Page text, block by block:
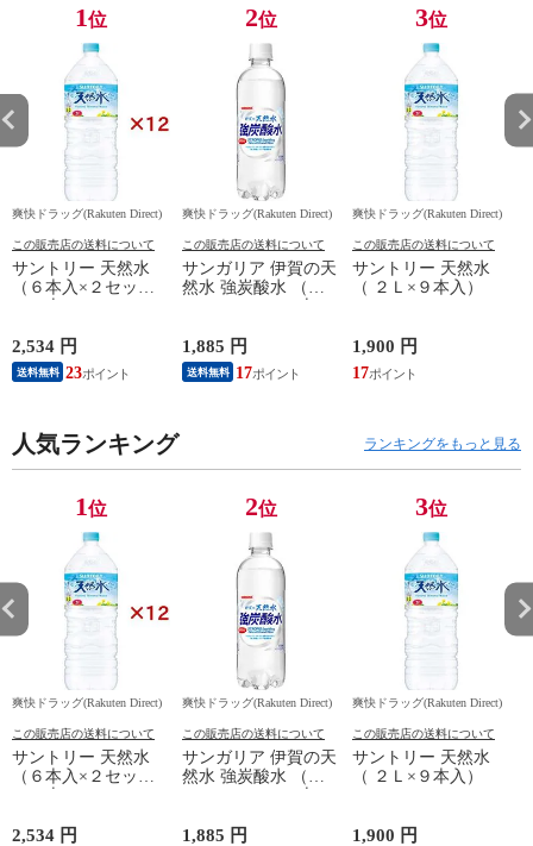
1位
爽快ドラッグ(Rakuten Direct)
この販売店の送料について
サントリー 天然水
（６本入×２セット
（１本２Ｌ））
2,534 円
送料無料 23
2位
爽快ドラッグ(Rakuten Direct)
この販売店の送料について
サンガリア 伊賀の天
然水 強炭酸水 （５
００ｍｌ＊２４本
1,885 円
送料無料 17
3位
爽快ドラッグ(Rakuten Direct)
この販売店の送料について
サントリー 天然水
（ ２Ｌ×９本入）
1,900 円
17
人気ランキング ランキングをもっと見る
1位
爽快ドラッグ(Rakuten Direct)
この販売店の送料について
サントリー 天然水
（６本入×２セット
（１本２Ｌ））
2,534 円
2位
爽快ドラッグ(Rakuten Direct)
この販売店の送料について
サンガリア 伊賀の天
然水 強炭酸水 （５
００ｍｌ＊２４本
1,885 円
3位
爽快ドラッグ(Rakuten Direct)
この販売店の送料について
サントリー 天然水
（ ２Ｌ×９本入）
1,900 円